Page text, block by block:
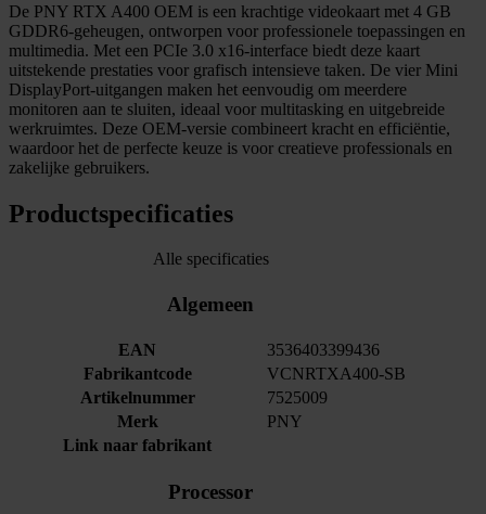
De PNY RTX A400 OEM is een krachtige videokaart met 4 GB
GDDR6-geheugen, ontworpen voor professionele toepassingen en
multimedia. Met een PCIe 3.0 x16-interface biedt deze kaart
uitstekende prestaties voor grafisch intensieve taken. De vier Mini
DisplayPort-uitgangen maken het eenvoudig om meerdere
monitoren aan te sluiten, ideaal voor multitasking en uitgebreide
werkruimtes. Deze OEM-versie combineert kracht en efficiëntie,
waardoor het de perfecte keuze is voor creatieve professionals en
zakelijke gebruikers.
Productspecificaties
Alle specificaties
Algemeen
EAN
3536403399436
Fabrikantcode
VCNRTXA400-SB
Artikelnummer
7525009
Merk
PNY
Link naar fabrikant
Processor